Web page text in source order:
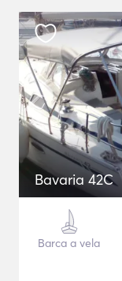
Bavaria 42C
Barca a vela